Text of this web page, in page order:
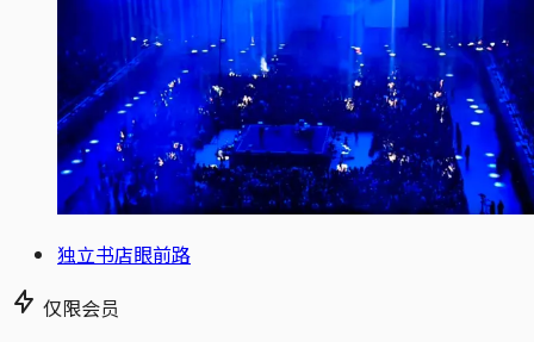
独立书店眼前路
仅限会员